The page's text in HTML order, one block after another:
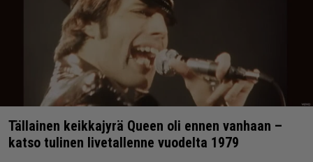
Tällainen keikkajyrä Queen oli ennen vanhaan –
katso tulinen livetallenne vuodelta 1979